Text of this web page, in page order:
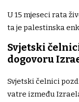
U 15 mjeseci rata
ta je palestinska
Svjetski
dogovoru
Svjetski čelnici
vatre između